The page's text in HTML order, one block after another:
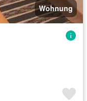
Wohnung